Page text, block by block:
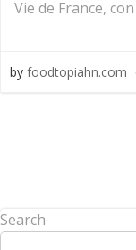
Vie de France,
by foodtopiahn.com
Search